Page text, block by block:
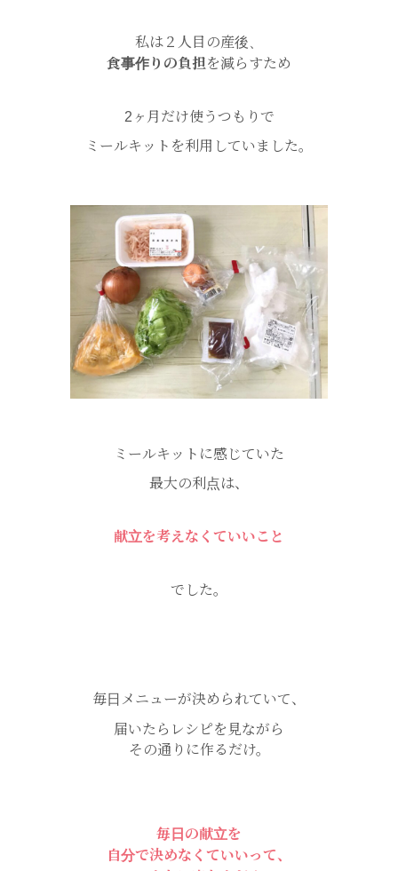
私は２人目の産後、
食事作りの負担を減らすため
2ヶ月だけ使うつもりで
ミールキットを利用していました。
ミールキットに感じていた
最大の利点は、
献立を考えなくていいこと
でした。
毎日メニューが決められていて、
届いたらレシピを見ながら
その通りに作るだけ。
毎日の献立を
自分で決めなくていいって、